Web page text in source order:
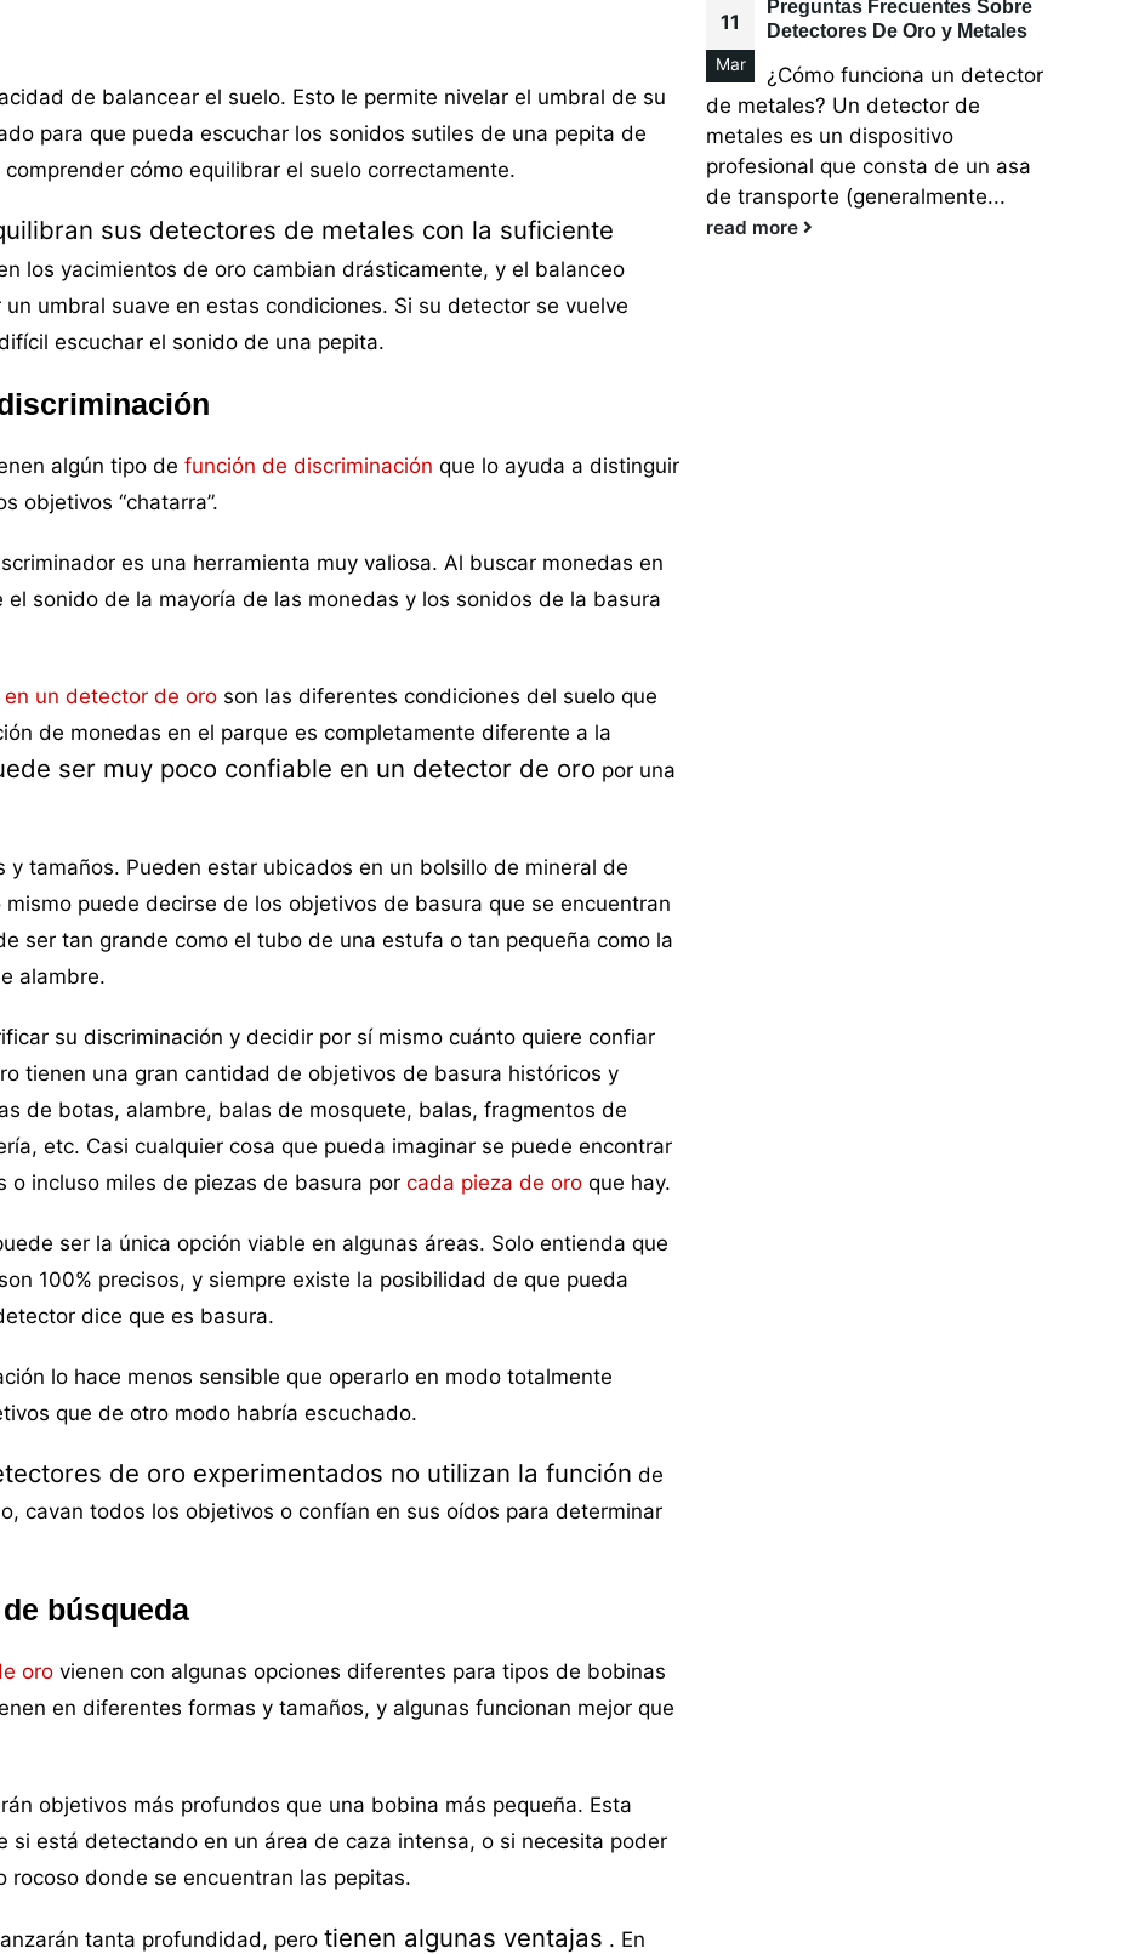
de balancear el suelo. Esto le permite nivelar el umbral de su
para que pueda escuchar los sonidos sutiles de una pepita de
cómo equilibrar el suelo correctamente.
sus detectores de metales con la suficiente
los yacimientos de oro cambian drásticamente, y el balanceo
umbral suave en estas condiciones. Si su detector se vuelve
escuchar el sonido de una pepita.
algún tipo de función de discriminación que lo ayuda a distinguir
objetivos “chatarra”.
es una herramienta muy valiosa. Al buscar monedas en
sonido de la mayoría de las monedas y los sonidos de la basura
un detector de oro son las diferentes condiciones del suelo que
de monedas en el parque es completamente diferente a la
ser muy poco confiable en un detector de oro por una
tamaños. Pueden estar ubicados en un bolsillo de mineral de
puede decirse de los objetivos de basura que se encuentran
ser tan grande como el tubo de una estufa o tan pequeña como la
alambre.
su discriminación y decidir por sí mismo cuánto quiere confiar
tienen una gran cantidad de objetivos de basura históricos y
de botas, alambre, balas de mosquete, balas, fragmentos de
etc. Casi cualquier cosa que pueda imaginar se puede encontrar
o incluso miles de piezas de basura por cada pieza de oro que hay.
ser la única opción viable en algunas áreas. Solo entienda que
100% precisos, y siempre existe la posibilidad de que pueda
dice que es basura.
lo hace menos sensible que operarlo en modo totalmente
que de otro modo habría escuchado.
de oro experimentados no utilizan la función de
cavan todos los objetivos o confían en sus oídos para determinar
búsqueda
oro vienen con algunas opciones diferentes para tipos de bobinas
en diferentes formas y tamaños, y algunas funcionan mejor que
objetivos más profundos que una bobina más pequeña. Esta
está detectando en un área de caza intensa, o si necesita poder
donde se encuentran las pepitas.
tanta profundidad, pero tienen algunas ventajas . En
11
Mar
Preguntas Frecuentes Sobre
Detectores De Oro y Metales
¿Cómo funciona un detector
de metales? Un detector de
metales es un dispositivo
profesional que consta de un asa
de transporte (generalmente...
read more